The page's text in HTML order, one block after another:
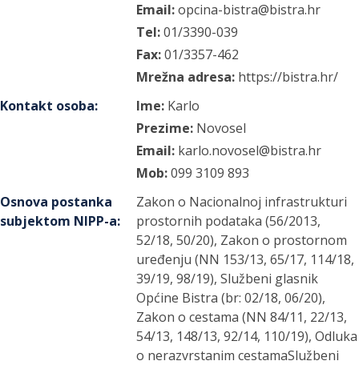
Email:opcina-bistra@bistra.hr
Tel:01/3390-039
Fax:01/3357-462
Mrežna adresa: https://bistra.hr/
Kontakt osoba: Ime: Karlo
Prezime: Novosel
Email: karlo.novosel@bistra.hr
Mob:099 3109 893
Osnova postanka
subjektom NIPP-a:
Zakon o Nacionalnoj infrastrukturi
prostornih podataka (56/2013,
52/18, 50/20), Zakon o prostornom
uređenju (NN 153/13, 65/17, 114/18,
39/19, 98/19), Službeni glasnik
Općine Bistra (br: 02/18, 06/20),
Zakon o cestama (NN 84/11, 22/13,
54/13, 148/13, 92/14, 110/19), Odluka
o nerazvrstanim cestamaSlužbeni